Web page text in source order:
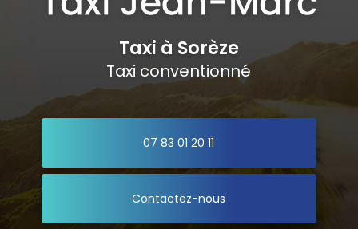
Taxi à Sorèze
Taxi conventionné
07 83 01 20 11
Contactez-nous